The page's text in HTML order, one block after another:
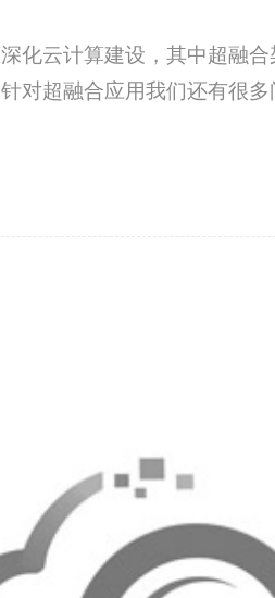
化云计算建设，其中超融
对超融合应用我们还有很
这些话题，我们不妨听听用
笔者走访了河北广电无线